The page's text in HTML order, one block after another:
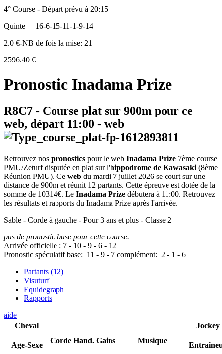
4° Course - Départ prévu à 20:15
Quinte
16-6-15-11-1-9-14
2.0 €-NB de fois la mise: 21
2596.40 €
Pronostic Inadama Prize
R8C7 - Course plat sur 900m pour ce
web, départ 11:00 - web
Retrouvez nos pronostics pour le web Inadama Prize 7ème course
PMU/Zeturf disputée en plat sur l'hippodrome de Kawasaki (8ème
Réunion PMU). Ce web du mardi 7 juillet 2026 se court sur une
distance de 900m et réunit 12 partants. Cette épreuve est dotée de la
somme de 10314€. Le Inadama Prize débutera à 11:00. Retrouvez
les résultats et rapports du Inadama Prize après l'arrivée.
Sable - Corde à gauche - Pour 3 ans et plus - Classe 2
pas de pronostic base pour cette course.
Arrivée officielle : 7 - 10 - 9 - 6 - 12
Pronostic spéculatif base: 11 - 9 - 7 complément: 2 - 1 - 6
Partants (12)
Visuturf
Equidegraph
Rapports
aide
Cheval
Age-Sexe
Corde Hand. Gains Musique
Jockey